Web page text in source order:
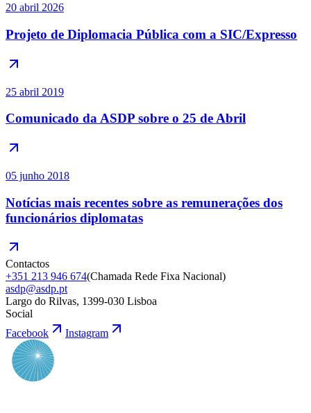
20 abril 2026
Projeto de Diplomacia Pública com a SIC/Expresso
25 abril 2019
Comunicado da ASDP sobre o 25 de Abril
05 junho 2018
Notícias mais recentes sobre as remunerações dos
funcionários diplomatas
Contactos
+351 213 946 674(Chamada Rede Fixa Nacional)
asdp@asdp.pt
Largo do Rilvas, 1399-030 Lisboa
Social
Facebook
Instagram